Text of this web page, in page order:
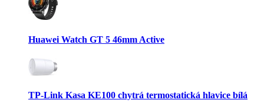
Huawei Watch GT 5 46mm Active
TP-Link Kasa KE100 chytrá termostatická hlavice bílá